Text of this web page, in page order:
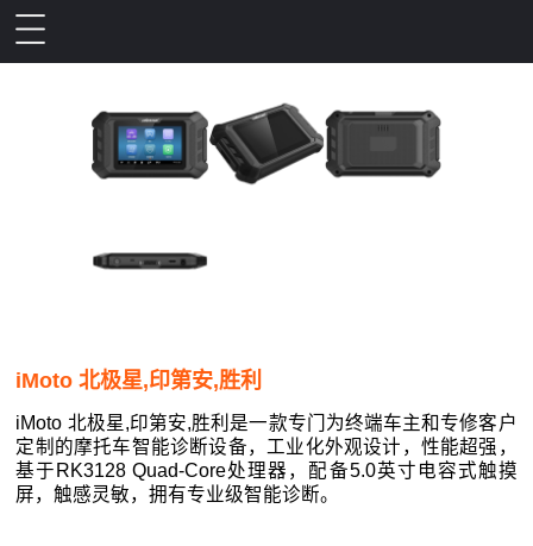
iMoto 北极星,印第安,胜利
iMoto 北极星,印第安,胜利是一款专门为终端车主和专修客户
定制的摩托车智能诊断设备，工业化外观设计，性能超强，
基于RK3128 Quad-Core处理器，配备5.0英寸电容式触摸
屏，触感灵敏，拥有专业级智能诊断。